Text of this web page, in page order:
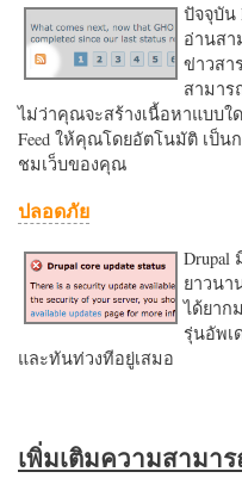
ปัจจุบัน
อ่านสา
ข่าวสา
สามาร
ไม่ว่าคุณจะสร้างเนื้อหาแบบใด
Feed ให้คุณโดยอัตโนมัติ เป็น
ชมเว็บของคุณ
ปลอดภัย
ยาวนา
ได้ยาก
รุ่นอัพเ
และทันท่วงทีอยู่เสมอ
เพิ่มเติมความสามา